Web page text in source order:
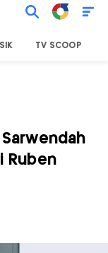
TV SCOOP
Ruben